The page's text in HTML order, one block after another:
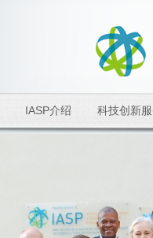
IASP介绍 科技创新